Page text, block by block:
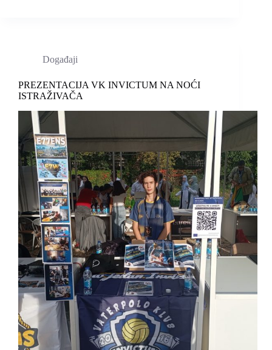
Događaji
PREZENTACIJA VK INVICTUM NA NOĆI
ISTRAŽIVAČA